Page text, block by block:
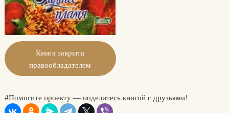
Книга закрыта
правообладателем
#Помогите проекту — поделитесь книгой с друзьями!